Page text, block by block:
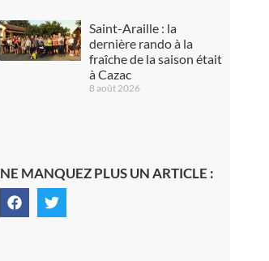
Saint-Araille : la
dernière rando à la
fraîche de la saison était
à Cazac
8 août 2026
NE MANQUEZ PLUS UN ARTICLE :